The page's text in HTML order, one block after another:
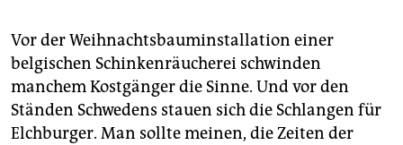
Vor der Weihnachtsbauminstallation einer
belgischen Schinkenräucherei schwinden
manchem Kostgänger die Sinne. Und vor den
Ständen Schwedens stauen sich die Schlangen für
Elchburger. Man sollte meinen, die Zeiten der